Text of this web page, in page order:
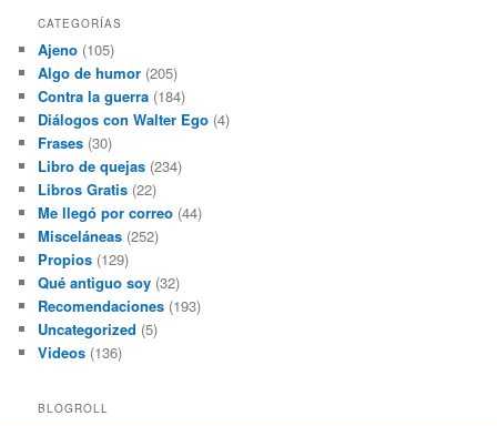
CATEGORÍAS
Ajeno (105)
Algo de humor (205)
Contra la guerra (184)
Diálogos con Walter Ego (4)
Frases (30)
Libro de quejas (234)
Libros Gratis (22)
Me llegó por correo (44)
Misceláneas (252)
Propios (129)
Qué antiguo soy (32)
Recomendaciones (193)
Uncategorized (5)
Videos (136)
BLOGROLL